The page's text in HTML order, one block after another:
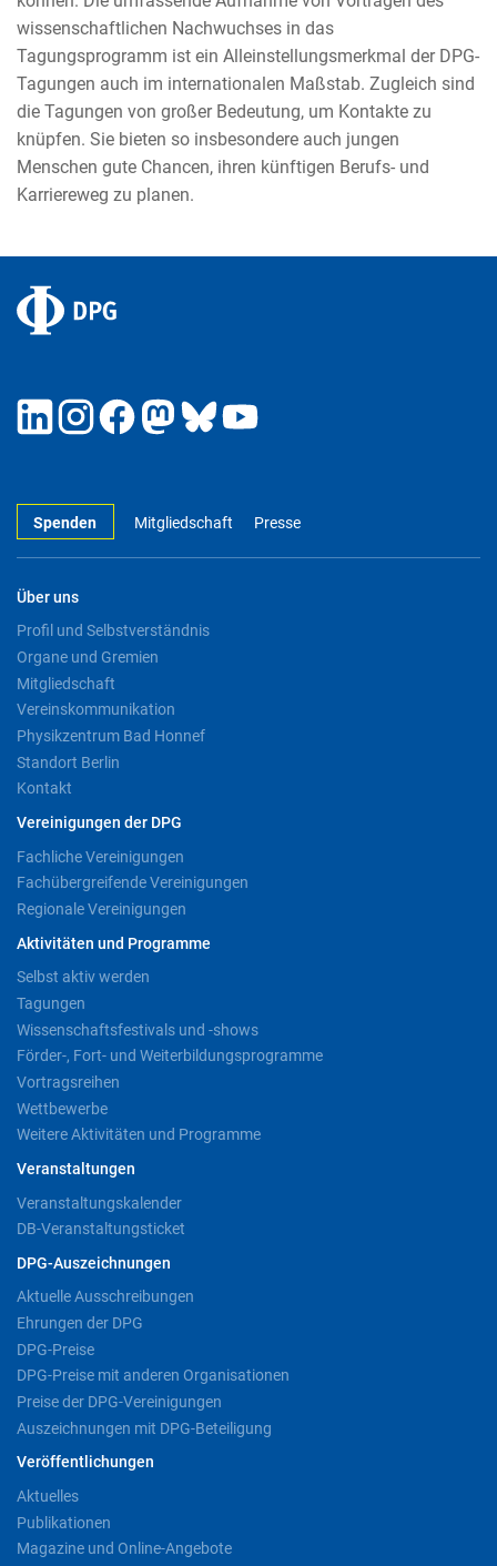
wissenschaftlichen Nachwuchses in das
Tagungsprogramm ist ein Alleinstellungsmerkmal der DPG-
Tagungen auch im internationalen Maßstab. Zugleich sind
die Tagungen von großer Bedeutung, um Kontakte zu
knüpfen. Sie bieten so insbesondere auch jungen
Menschen gute Chancen, ihren künftigen Berufs- und
Karriereweg zu planen.
Spenden Mitgliedschaft Presse
Über uns
Profil und Selbstverständnis
Organe und Gremien
Mitgliedschaft
Vereinskommunikation
Physikzentrum Bad Honnef
Standort Berlin
Kontakt
Vereinigungen der DPG
Fachliche Vereinigungen
Fachübergreifende Vereinigungen
Regionale Vereinigungen
Aktivitäten und Programme
Selbst aktiv werden
Tagungen
Wissenschaftsfestivals und -shows
Förder-, Fort- und Weiterbildungsprogramme
Vortragsreihen
Wettbewerbe
Weitere Aktivitäten und Programme
Veranstaltungen
Veranstaltungskalender
DB-Veranstaltungsticket
DPG-Auszeichnungen
Aktuelle Ausschreibungen
Ehrungen der DPG
DPG-Preise
DPG-Preise mit anderen Organisationen
Preise der DPG-Vereinigungen
Auszeichnungen mit DPG-Beteiligung
Veröffentlichungen
Aktuelles
Publikationen
Magazine und Online-Angebote